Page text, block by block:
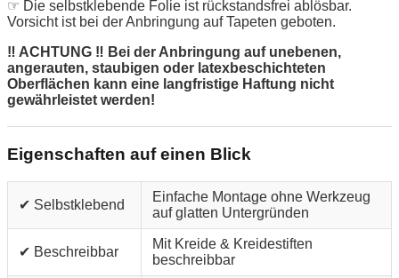
☞ Die selbstklebende Folie ist rückstandsfrei ablösbar.
Vorsicht ist bei der Anbringung auf Tapeten geboten.
‼ ACHTUNG ‼ Bei der Anbringung auf unebenen,
angerauten, staubigen oder latexbeschichteten
Oberflächen kann eine langfristige Haftung nicht
gewährleistet werden!
Eigenschaften auf einen Blick
✔ Selbstklebend
Einfache Montage ohne Werkzeug
auf glatten Untergründen
✔ Beschreibbar
Mit Kreide & Kreidestiften
beschreibbar